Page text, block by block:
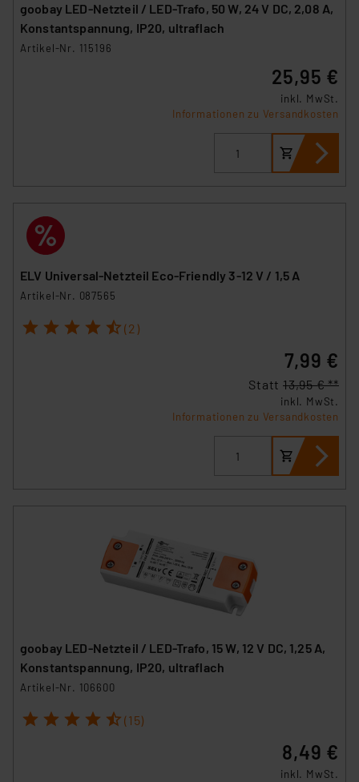
goobay LED-Netzteil / LED-Trafo, 50 W, 24 V DC, 2,08 A,
Konstantspannung, IP20, ultraflach
Artikel-Nr. 115196
25,95 €
inkl. MwSt.
Informationen zu Versandkosten
ELV Universal-Netzteil Eco-Friendly 3-12 V / 1,5 A
Artikel-Nr. 087565
1 2 3 4 5 (2)
7,99 €
Statt 13,95 € **
inkl. MwSt.
Informationen zu Versandkosten
goobay LED-Netzteil / LED-Trafo, 15 W, 12 V DC, 1,25 A,
Konstantspannung, IP20, ultraflach
Artikel-Nr. 106600
1 2 3 4 5 (15)
8,49 €
inkl. MwSt.